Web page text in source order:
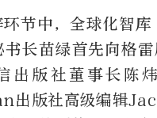
节中，全球化智库
书长苗绿首先向格
出版社董事长陈
出版社高级编辑